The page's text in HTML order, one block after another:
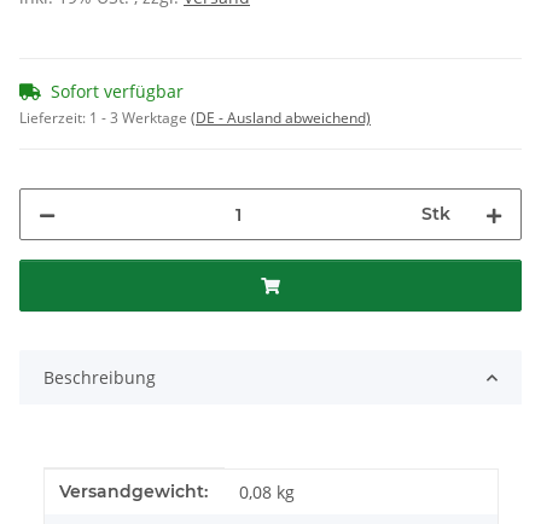
Sofort verfügbar
Lieferzeit: 1 - 3 Werktage (DE - Ausland abweichend)
Stk
Beschreibung
Produkteigenschaft
Wert
Versandgewicht: 0,08 kg